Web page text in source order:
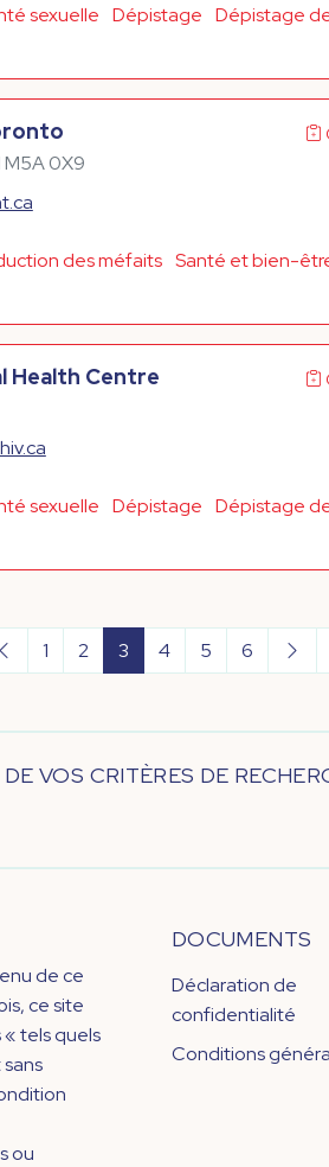
sexuelle Dépistage Dépistage
M5A 0X9
des méfaits Santé et bien-
Health Centre
sexuelle Dépistage Dépistage
1 2 3 4 5 6
VOS CRITÈRES DE
de ce
ce site
tels quels
ou
DOCUMENTS
Déclaration de
confidentialité
Conditions